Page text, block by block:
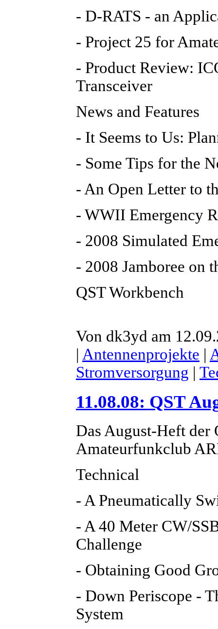
- D-RATS - an
- Project 25 for
- Product Review:
Transceiver
News and Features
- It Seems to Us:
- Some Tips for the
- An Open Letter to
- WWII Emergency
- 2008 Simulated
- 2008 Jamboree on
QST Workbench
Von dk3yd am
| Antennenprojekte |
Stromversorgung |
11.08.08: QST
Das August-Heft der
Amateurfunkclub
Technical
- A Pneumatically
- A 40 Meter CW/
Challenge
- Obtaining Good
- Down Periscope -
System